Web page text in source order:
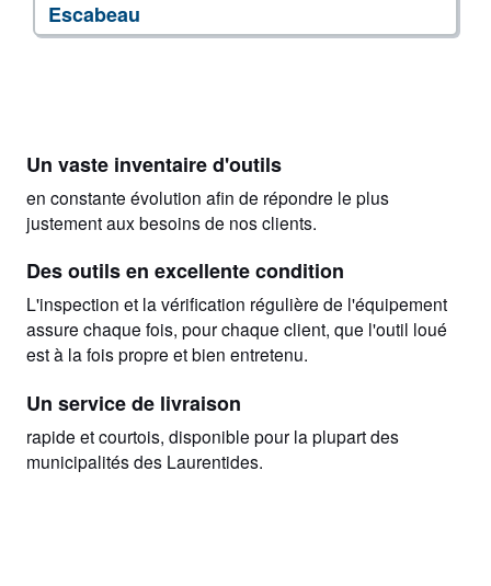
Escabeau
Un vaste inventaire d'outils
en constante évolution afin de répondre le plus
justement aux besoins de nos clients.
Des outils en excellente condition
L'inspection et la vérification régulière de l'équipement
assure chaque fois, pour chaque client, que l'outil loué
est à la fois propre et bien entretenu.
Un service de livraison
rapide et courtois, disponible pour la plupart des
municipalités des Laurentides.